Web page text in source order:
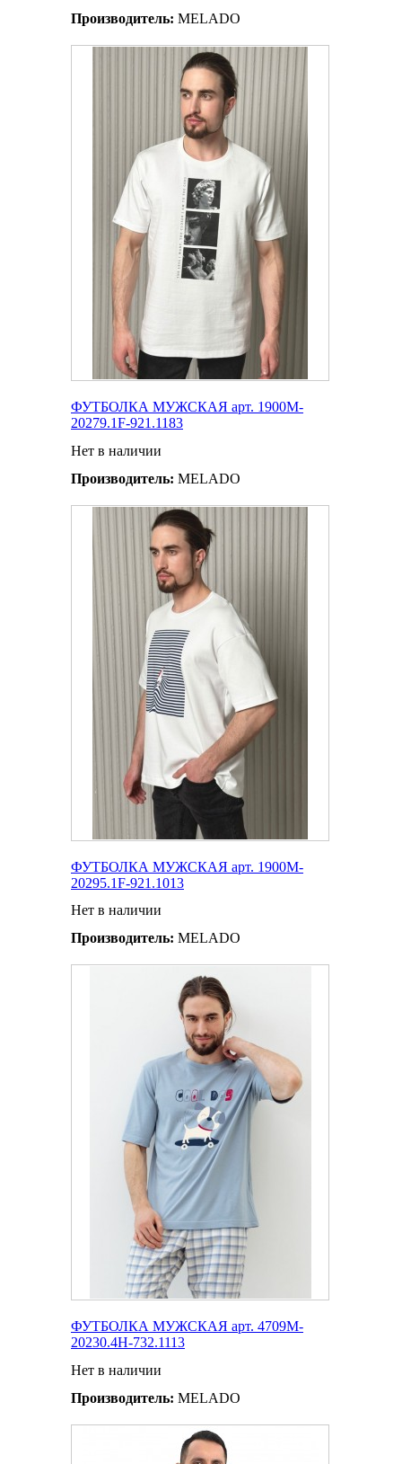
Производитель: MELADO
ФУТБОЛКА МУЖСКАЯ арт. 1900M-
20279.1F-921.1183
Нет в наличии
Производитель: MELADO
ФУТБОЛКА МУЖСКАЯ арт. 1900M-
20295.1F-921.1013
Нет в наличии
Производитель: MELADO
ФУТБОЛКА МУЖСКАЯ арт. 4709M-
20230.4H-732.1113
Нет в наличии
Производитель: MELADO